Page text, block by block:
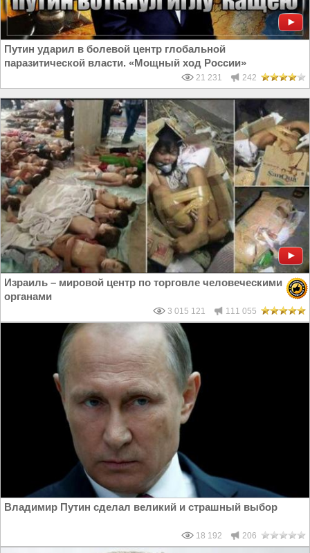
Путин ударил в болевой центр глобальной
паразитической власти. «Мощный ход России»
21 231 242
Израиль – мировой центр по торговле человеческими
органами
3 015 121 111 055
Владимир Путин сделал великий и страшный выбор
18 192 206